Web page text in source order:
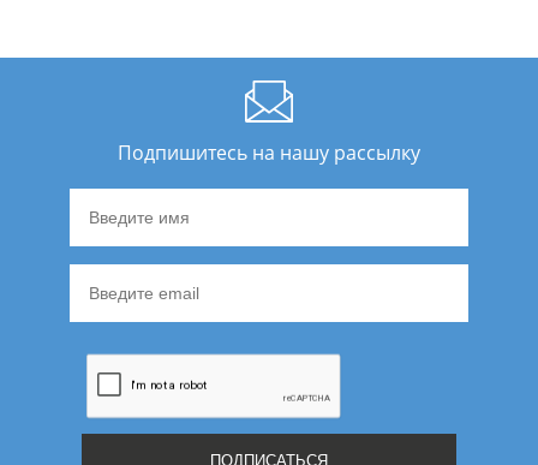
Подпишитесь на нашу рассылку